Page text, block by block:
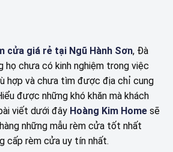
cửa giá rẻ tại Ngũ Hành Sơn, Đà
họ chưa có kinh nghiệm trong việc
hợp và chưa tìm được địa chỉ cung
được những khó khăn mà khách
viết dưới đây Hoàng Kim Home sẽ
những mẫu rèm cửa tốt nhất
cấp rèm cửa uy tín nhất.